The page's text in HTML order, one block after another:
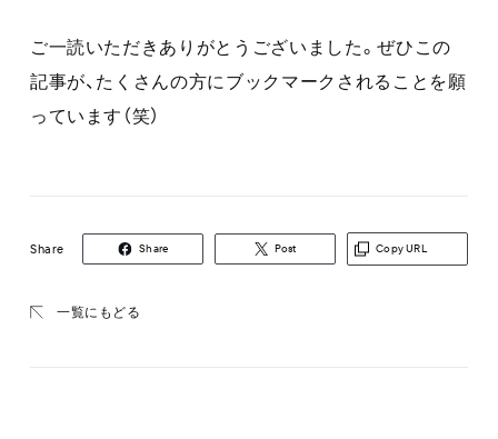
ご一読いただきありがとうございました。ぜひこの
記事が、たくさんの方にブックマークされることを願
っています（笑）
一覧にもどる
Share Share Post Copy URL